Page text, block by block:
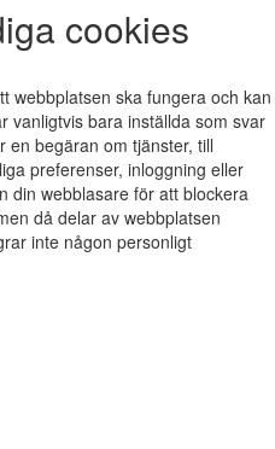
cookies
webbplatsen ska fungera och kan
vanligtvis bara inställda som svar
en begäran om tjänster, till
preferenser, inloggning eller
din webblasare för att blockera
då delar av webbplatsen
inte någon personligt